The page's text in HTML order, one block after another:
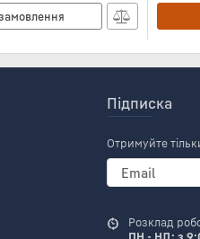
Підписка
Отримуйте
Розклад